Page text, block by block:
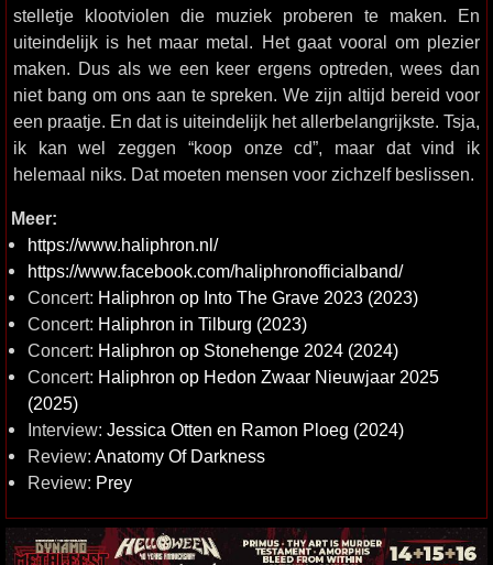
stelletje klootviolen die muziek proberen te maken. En
uiteindelijk is het maar metal. Het gaat vooral om plezier
maken. Dus als we een keer ergens optreden, wees dan
niet bang om ons aan te spreken. We zijn altijd bereid voor
een praatje. En dat is uiteindelijk het allerbelangrijkste. Tsja,
ik kan wel zeggen “koop onze cd”, maar dat vind ik
helemaal niks. Dat moeten mensen voor zichzelf beslissen.
Meer:
https://www.haliphron.nl/
https://www.facebook.com/haliphronofficialband/
Concert: Haliphron op Into The Grave 2023 (2023)
Concert: Haliphron in Tilburg (2023)
Concert: Haliphron op Stonehenge 2024 (2024)
Concert: Haliphron op Hedon Zwaar Nieuwjaar 2025
(2025)
Interview: Jessica Otten en Ramon Ploeg (2024)
Review: Anatomy Of Darkness
Review: Prey